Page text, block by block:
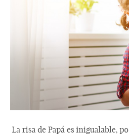
La risa de Papá es inigualable,